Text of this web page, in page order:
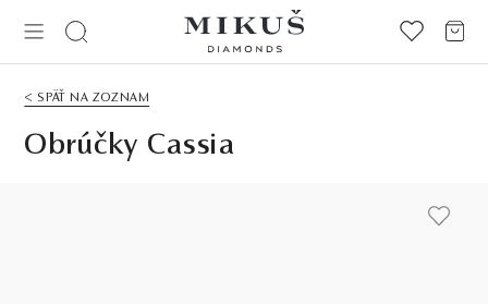
< SPÄŤ NA ZOZNAM
Obrúčky Cassia